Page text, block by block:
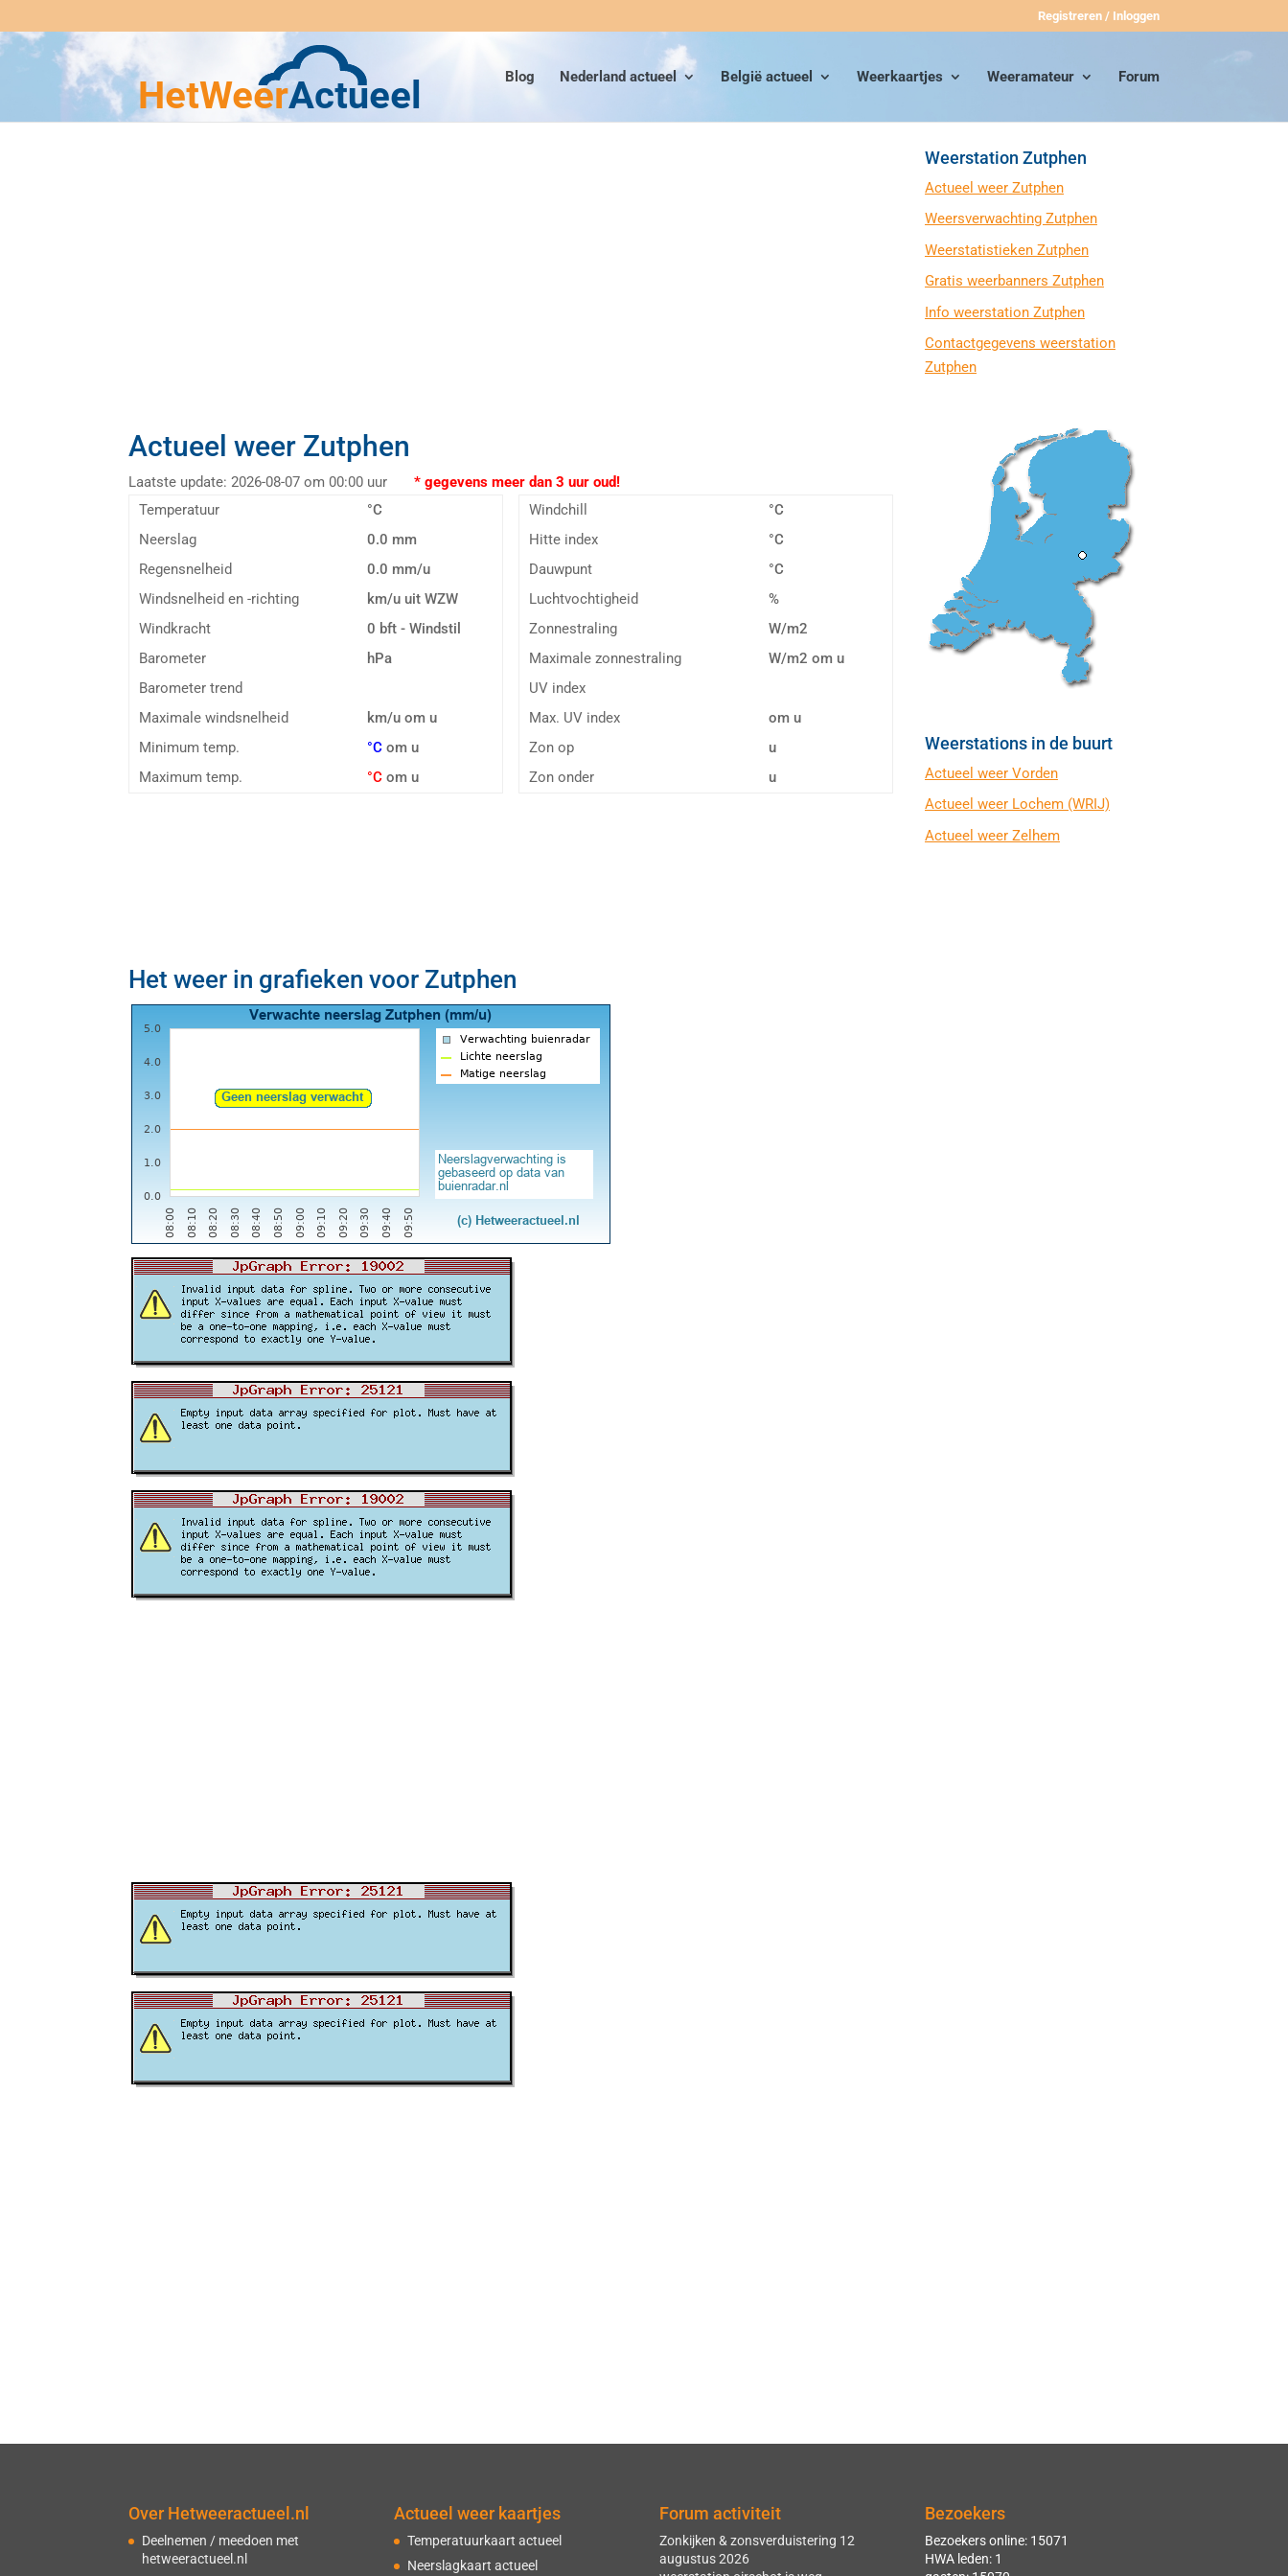
Registreren / Inloggen
Blog Nederland actueel België actueel Weerkaartjes Weeramateur Forum
Actueel weer Zutphen
Laatste update: 2026-08-07 om 00:00 uur * gegevens meer dan 3 uur oud!
Temperatuur
°C
Neerslag
0.0 mm
Regensnelheid
0.0 mm/u
Windsnelheid en -richting
km/u uit WZW
Windkracht
0 bft - Windstil
Barometer
hPa
Barometer trend
Maximale windsnelheid
km/u om u
Minimum temp.
°C om u
Maximum temp.
°C om u
Windchill
°C
Hitte index
°C
Dauwpunt
°C
Luchtvochtigheid
%
Zonnestraling
W/m2
Maximale zonnestraling
W/m2 om u
UV index
Max. UV index
om u
Zon op
u
Zon onder
u
Weerstation Zutphen
Actueel weer Zutphen
Weersverwachting Zutphen
Weerstatistieken Zutphen
Gratis weerbanners Zutphen
Info weerstation Zutphen
Contactgegevens weerstation
Zutphen
Weerstations in de buurt
Actueel weer Vorden
Actueel weer Lochem (WRIJ)
Actueel weer Zelhem
Het weer in grafieken voor Zutphen
Over Hetweeractueel.nl
Deelnemen / meedoen met
hetweeractueel.nl
Actueel weer kaartjes
Temperatuurkaart actueel
Neerslagkaart actueel
Forum activiteit
Zonkijken & zonsverduistering 12
augustus 2026
Bezoekers
Bezoekers online: 15071
HWA leden: 1